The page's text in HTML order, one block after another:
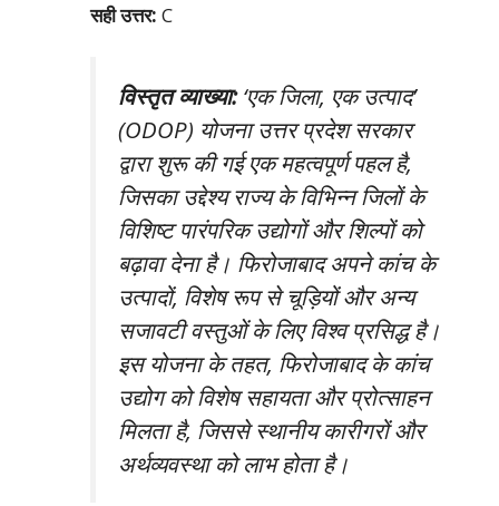
सही उत्तर: C
विस्तृत व्याख्या:‘एक जिला, एक उत्पाद’
(ODOP) योजना उत्तर प्रदेश सरकार
द्वारा शुरू की गई एक महत्वपूर्ण पहल है,
जिसका उद्देश्य राज्य के विभिन्न जिलों के
विशिष्ट पारंपरिक उद्योगों और शिल्पों को
बढ़ावा देना है। फिरोजाबाद अपने कांच के
उत्पादों, विशेष रूप से चूड़ियों और अन्य
सजावटी वस्तुओं के लिए विश्व प्रसिद्ध है।
इस योजना के तहत, फिरोजाबाद के कांच
उद्योग को विशेष सहायता और प्रोत्साहन
मिलता है, जिससे स्थानीय कारीगरों और
अर्थव्यवस्था को लाभ होता है।